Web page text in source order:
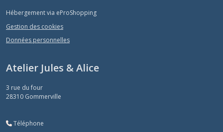
Hébergement via eProShopping
Gestion des cookies
Données personnelles
Atelier Jules & Alice
3 rue du four
28310 Gommerville
Téléphone